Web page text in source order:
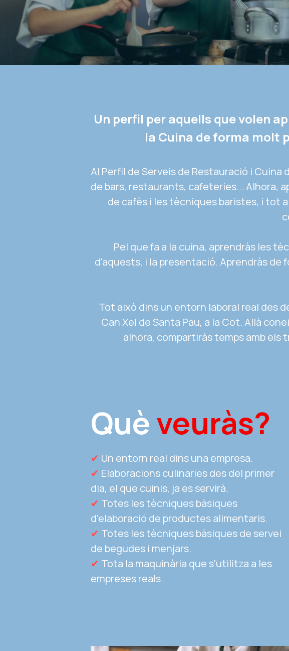
Un perfil per aquells que volen
la Cuina de forma molt
Al Perfil de Serveis de Restauració i
de bars, restaurants, cafeteries... Alhora,
de cafès i les tècniques baristes, i tot
Pel que fa a la cuina, aprendràs les
d'aquests, i la presentació. Aprendràs de
Tot això dins un entorn laboral real des
Can Xel de Santa Pau, a la Cot. Allà
alhora, compartiràs temps amb els
Què veuràs?
✔ Un entorn real dins una empresa.
✔ Elaboracions culinaries des del primer
dia, el que cuinis, ja es servirà.
✔ Totes les tècniques bàsiques
d'elaboració de productes alimentaris.
✔ Totes les tècniques bàsiques de servei
de begudes i menjars.
✔ Tota la maquinària que s'utilitza a les
empreses reals.